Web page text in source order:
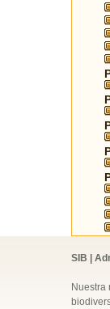
SIB |
Nuestra